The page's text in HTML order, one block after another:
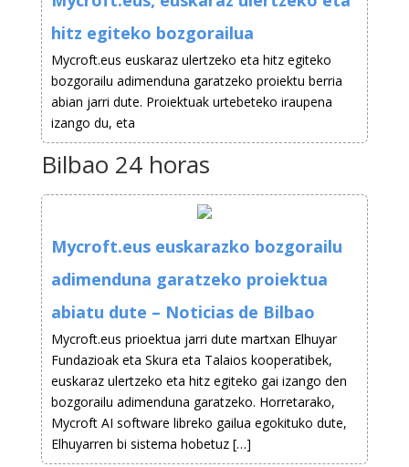
hitz egiteko bozgorailua
Mycroft.eus euskaraz ulertzeko eta hitz egiteko
bozgorailu adimenduna garatzeko proiektu berria
abian jarri dute. Proiektuak urtebeteko iraupena
izango du, eta
Bilbao 24 horas
Mycroft.eus euskarazko bozgorailu
adimenduna garatzeko proiektua
abiatu dute – Noticias de Bilbao
Mycroft.eus prioektua jarri dute martxan Elhuyar
Fundazioak eta Skura eta Talaios kooperatibek,
euskaraz ulertzeko eta hitz egiteko gai izango den
bozgorailu adimenduna garatzeko. Horretarako,
Mycroft AI software libreko gailua egokituko dute,
Elhuyarren bi sistema hobetuz […]